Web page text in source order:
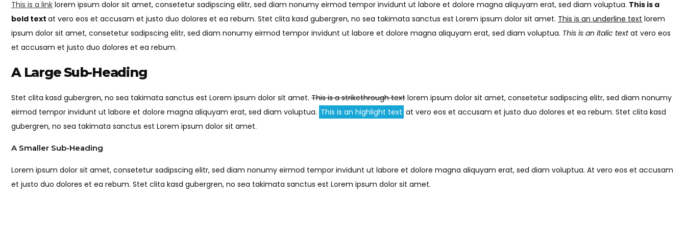
This is a link lorem ipsum dolor sit amet, consetetur sadipscing elitr, sed diam nonumy eirmod tempor invidunt ut labore et dolore magna aliquyam erat, sed diam voluptua. This is a
bold text at vero eos et accusam et justo duo dolores et ea rebum. Stet clita kasd gubergren, no sea takimata sanctus est Lorem ipsum dolor sit amet. This is an underline text lorem
ipsum dolor sit amet, consetetur sadipscing elitr, sed diam nonumy eirmod tempor invidunt ut labore et dolore magna aliquyam erat, sed diam voluptua. This is an italic textat vero eos
et accusam et justo duo dolores et ea rebum.
A Large Sub-Heading
Stet clita kasd gubergren, no sea takimata sanctus est Lorem ipsum dolor sit amet. This is a strikethrough text lorem ipsum dolor sit amet, consetetur sadipscing elitr, sed diam nonumy
eirmod tempor invidunt ut labore et dolore magna aliquyam erat, sed diam voluptua. This is an highlight text at vero eos et accusam et justo duo dolores et ea rebum. Stet clita kasd
gubergren, no sea takimata sanctus est Lorem ipsum dolor sit amet.
A Smaller Sub-Heading
Lorem ipsum dolor sit amet, consetetur sadipscing elitr, sed diam nonumy eirmod tempor invidunt ut labore et dolore magna aliquyam erat, sed diam voluptua. At vero eos et accusam
et justo duo dolores et ea rebum. Stet clita kasd gubergren, no sea takimata sanctus est Lorem ipsum dolor sit amet.